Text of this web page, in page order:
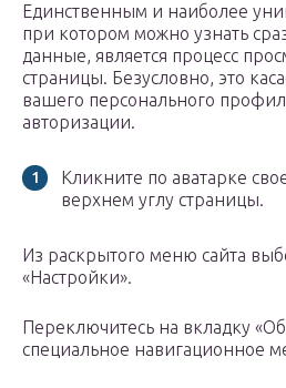
Единственным и наиболее
при котором можно узнать
данные, является процесс
страницы. Безусловно, это
вашего персонального
авторизации.
Кликните по аватарке
верхнем углу страницы.
Из раскрытого меню сайта
«Настройки».
Переключитесь на вкладку
специальное навигационное